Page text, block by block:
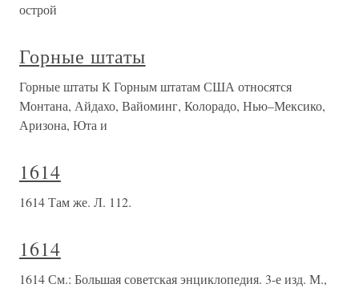
острой
Горные штаты
Горные штаты К Горным штатам США относятся
Монтана, Айдахо, Вайоминг, Колорадо, Нью–Мексико,
Аризона, Юта и
1614
1614 Там же. Л. 112.
1614
1614 См.: Большая советская энциклопедия. 3-е изд. М.,